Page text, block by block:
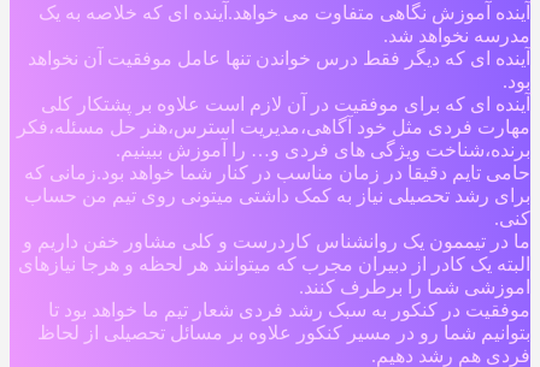
آینده آموزش نگاهی متفاوت می خواهد.آینده ای که خلاصه به یک
مدرسه نخواهد شد.
آینده ای که دیگر فقط درس خواندن تنها عامل موفقیت آن نخواهد
بود.
آینده ای که برای موفقیت در آن لازم است علاوه بر پشتکار کلی
مهارت فردی مثل خود آگاهی،مدیریت استرس،هنر حل مسئله،فکر
برنده،شناخت ویژگی های فردی و… را آموزش ببینیم.
حامی تایم دقیقا در زمان مناسب در کنار شما خواهد بود.زمانی که
برای رشد تحصیلی نیاز به کمک داشتی میتونی روی تیم من حساب
کنی.
ما در تیممون یک روانشناس کاردرست و کلی مشاور خفن داریم و
البته یک کادر از دبیران مجرب که میتوانند هر لحظه و هرجا نیازهای
اموزشی شما را برطرف کنند.
موفقیت در کنکور به سبک رشد فردی شعار تیم ما خواهد بود تا
بتوانیم شما رو در مسیر کنکور علاوه بر مسائل تحصیلی از لحاظ
فردی هم رشد دهیم.